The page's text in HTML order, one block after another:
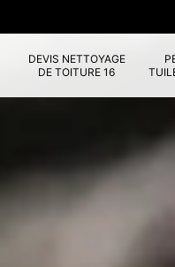
DEVIS NETTOYAGE
DE TOITURE 16